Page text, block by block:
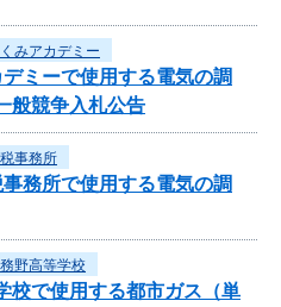
みアカデミー
ミーで使用する電気の調
般競争入札公告
事務所
務所で使用する電気の調
野高等学校
校で使用する都市ガス（単